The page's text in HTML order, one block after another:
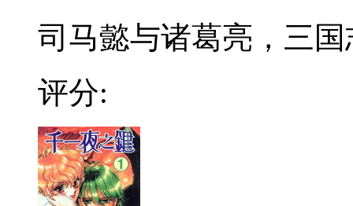
司马懿与诸葛亮，三
评分: